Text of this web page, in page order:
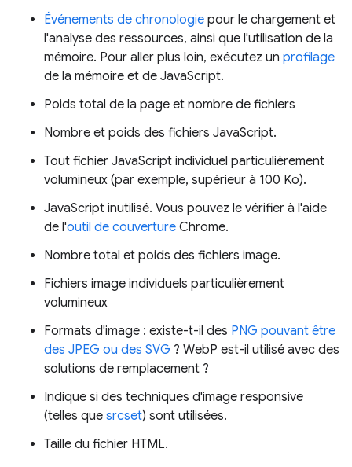
Événements de chronologie pour le chargement et
l'analyse des ressources, ainsi que l'utilisation de la
mémoire. Pour aller plus loin, exécutez un profilage
de la mémoire et de JavaScript.
Poids total de la page et nombre de fichiers
Nombre et poids des fichiers JavaScript.
Tout fichier JavaScript individuel particulièrement
volumineux (par exemple, supérieur à 100 Ko).
JavaScript inutilisé. Vous pouvez le vérifier à l'aide
de l'outil de couverture Chrome.
Nombre total et poids des fichiers image.
Fichiers image individuels particulièrement
volumineux
Formats d'image : existe-t-il des PNG pouvant être
des JPEG ou des SVG ? WebP est-il utilisé avec des
solutions de remplacement ?
Indique si des techniques d'image responsive
(telles que srcset) sont utilisées.
Taille du fichier HTML.